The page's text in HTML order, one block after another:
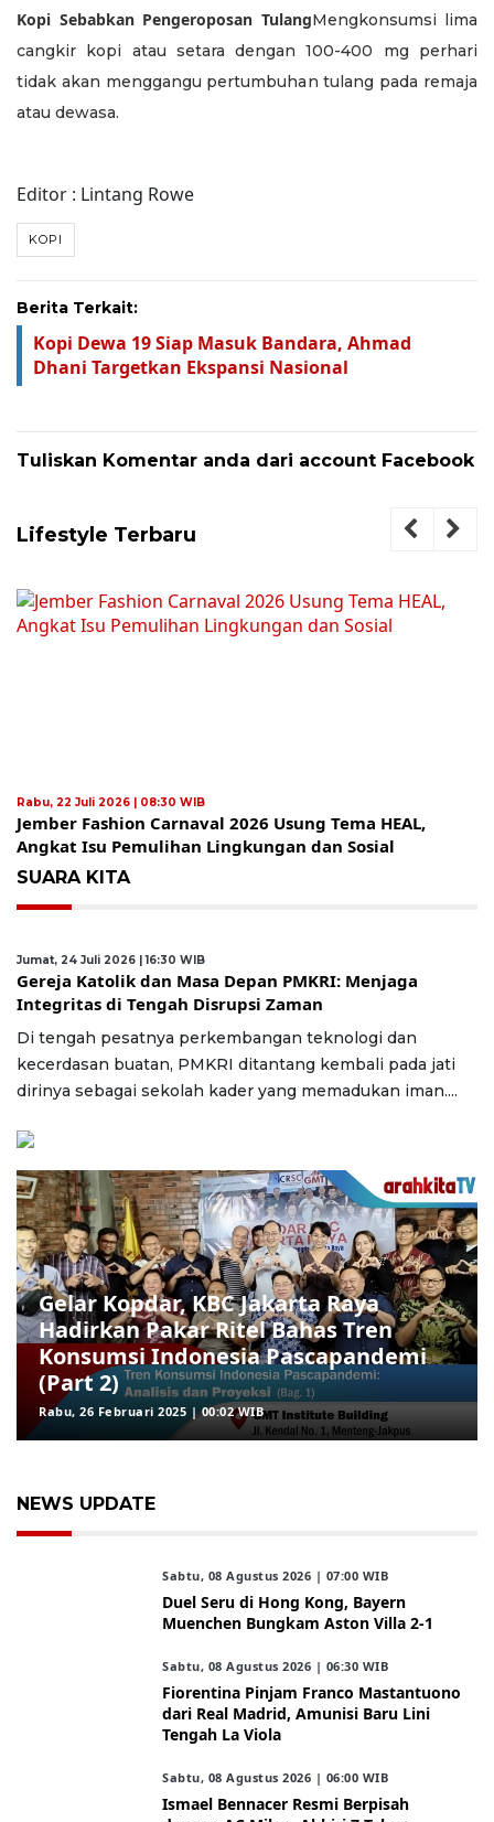
Kopi Sebabkan Pengeroposan TulangMengkonsumsi lima
cangkir kopi atau setara dengan 100-400 mg perhari
tidak akan menggangu pertumbuhan tulang pada remaja
atau dewasa.
Editor : Lintang Rowe
KOPI
Berita Terkait:
Kopi Dewa 19 Siap Masuk Bandara, Ahmad
Dhani Targetkan Ekspansi Nasional
Tuliskan Komentar anda dari account Facebook
Lifestyle Terbaru
Rabu, 22 Juli 2026 | 08:30 WIB
Jember Fashion Carnaval 2026 Usung Tema HEAL,
Angkat Isu Pemulihan Lingkungan dan Sosial
SUARA KITA
Jumat, 24 Juli 2026 | 16:30 WIB
Gereja Katolik dan Masa Depan PMKRI: Menjaga
Integritas di Tengah Disrupsi Zaman
Di tengah pesatnya perkembangan teknologi dan
kecerdasan buatan, PMKRI ditantang kembali pada jati
dirinya sebagai sekolah kader yang memadukan iman....
Gelar Kopdar, KBC Jakarta Raya
Hadirkan Pakar Ritel Bahas Tren
Konsumsi Indonesia Pascapandemi
(Part 2)
Rabu, 26 Februari 2025 | 00:02 WIB
NEWS UPDATE
Sabtu, 08 Agustus 2026 | 07:00 WIB
Duel Seru di Hong Kong, Bayern
Muenchen Bungkam Aston Villa 2-1
Sabtu, 08 Agustus 2026 | 06:30 WIB
Fiorentina Pinjam Franco Mastantuono
dari Real Madrid, Amunisi Baru Lini
Tengah La Viola
Sabtu, 08 Agustus 2026 | 06:00 WIB
Ismael Bennacer Resmi Berpisah